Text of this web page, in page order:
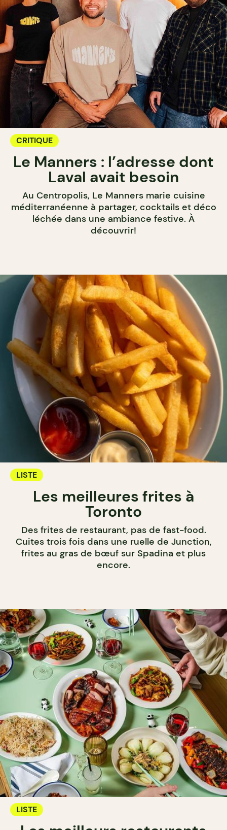
CRITIQUE
Le Manners : l’adresse dont
Laval avait besoin
Au Centropolis, Le Manners marie cuisine
méditerranéenne à partager, cocktails et déco
léchée dans une ambiance festive. À
découvrir!
LISTE
Les meilleures frites à
Toronto
Des frites de restaurant, pas de fast-food.
Cuites trois fois dans une ruelle de Junction,
frites au gras de bœuf sur Spadina et plus
encore.
LISTE